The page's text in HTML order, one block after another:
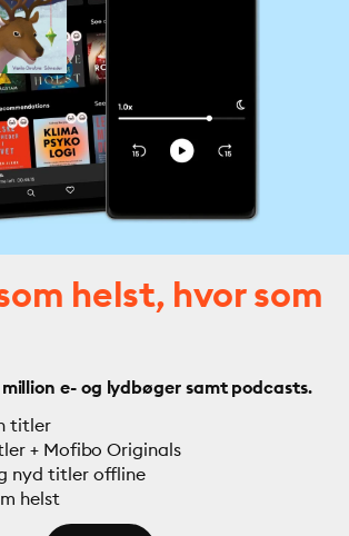
helst, hvor som
million e- og lydbøger samt podcasts.
titler
+ Mofibo Originals
nyd titler offline
helst